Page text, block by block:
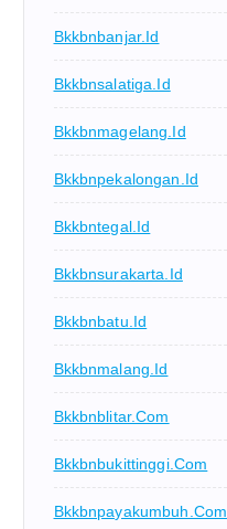
Bkkbnbanjar.id
Bkkbnsalatiga.id
Bkkbnmagelang.id
Bkkbnpekalongan.id
Bkkbntegal.id
Bkkbnsurakarta.id
Bkkbnbatu.id
Bkkbnmalang.id
Bkkbnblitar.com
Bkkbnbukittinggi.com
Bkkbnpayakumbuh.com